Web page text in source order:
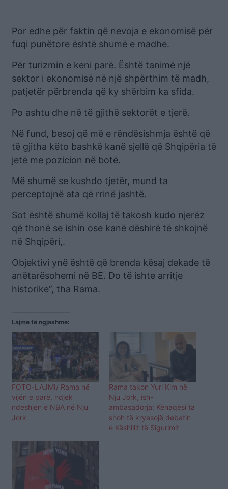
Por edhe për faktin që nevoja e ekonomisë për
fuqi punëtore është shumë e madhe.
Për turizmin e keni parë. Është tanimë një
sektor i ekonomisë në një shpërthim të madh,
patjetër përbrenda që ky shërbim ka sfida.
Po ashtu dhe në të gjithë sektorët e tjerë.
Në fund, besoj që më e rëndësishmja është që
të gjitha këto bashkë kanë sjellë që Shqipëria të
jetë me pozicion në botë.
Më shumë se kushdo tjetër, mund ta
perceptojnë ata që rrinë jashtë.
Sot është shumë kollaj të takosh kudo njerëz
që thonë se ishin ose kanë dëshirë të shkojnë
në Shqipëri,.
Objektivi ynë është që brenda kësaj dekade të
anëtarësohemi në BE. Do të ishte arritje
historike”, tha Rama.
Lajme të ngjashme:
FOTO-LAJMI/ Rama në
vijën e parë, ndjek
ndeshjen e NBA në Nju
Jork
Rama takon Yuri Kim në
Nju Jork, ish-
ambasadorja: Kënaqësi ta
shoh të kryesojë debatin
e Këshillit të Sigurimit